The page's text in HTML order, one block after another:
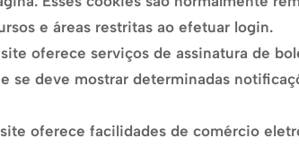
e áreas restritas ao efetuar login.
oferece serviços de assinatura de
se deve mostrar determinadas
oferece facilidades de comércio